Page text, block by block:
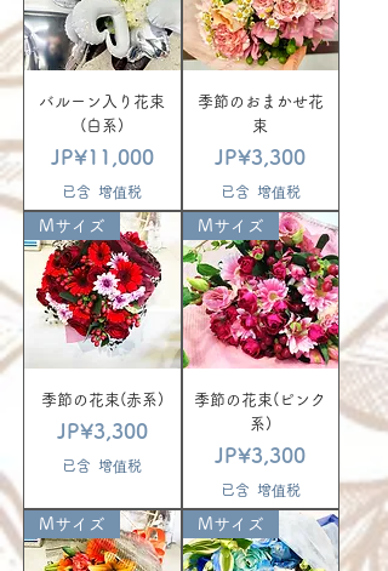
バルーン入り花束
(白系)
價格
JP¥11,000
已含 增值税
季節のおまかせ花
束
價格
JP¥3,300
已含 增值税
Mサイズ
季節の花束(赤系)
價格
JP¥3,300
已含 增值税
Mサイズ
季節の花束(ピンク
系)
價格
JP¥3,300
已含 增值税
Mサイズ Mサイズ